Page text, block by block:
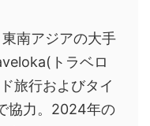
南アジアの大手
トラベロ
旅行およびタイ
協力。2024年の